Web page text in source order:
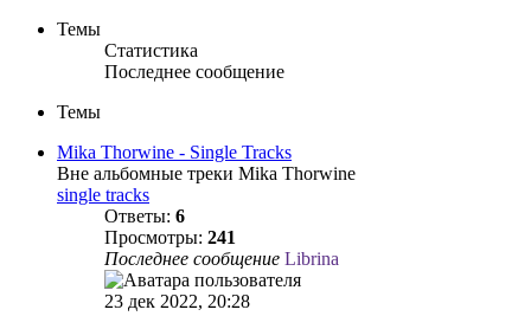
Темы
Статистика
Последнее сообщение
Темы
Mika Thorwine - Single Tracks
Вне альбомные треки Mika Thorwine
single tracks
Ответы: 6
Просмотры: 241
Последнее сообщение Librina
23 дек 2022, 20:28